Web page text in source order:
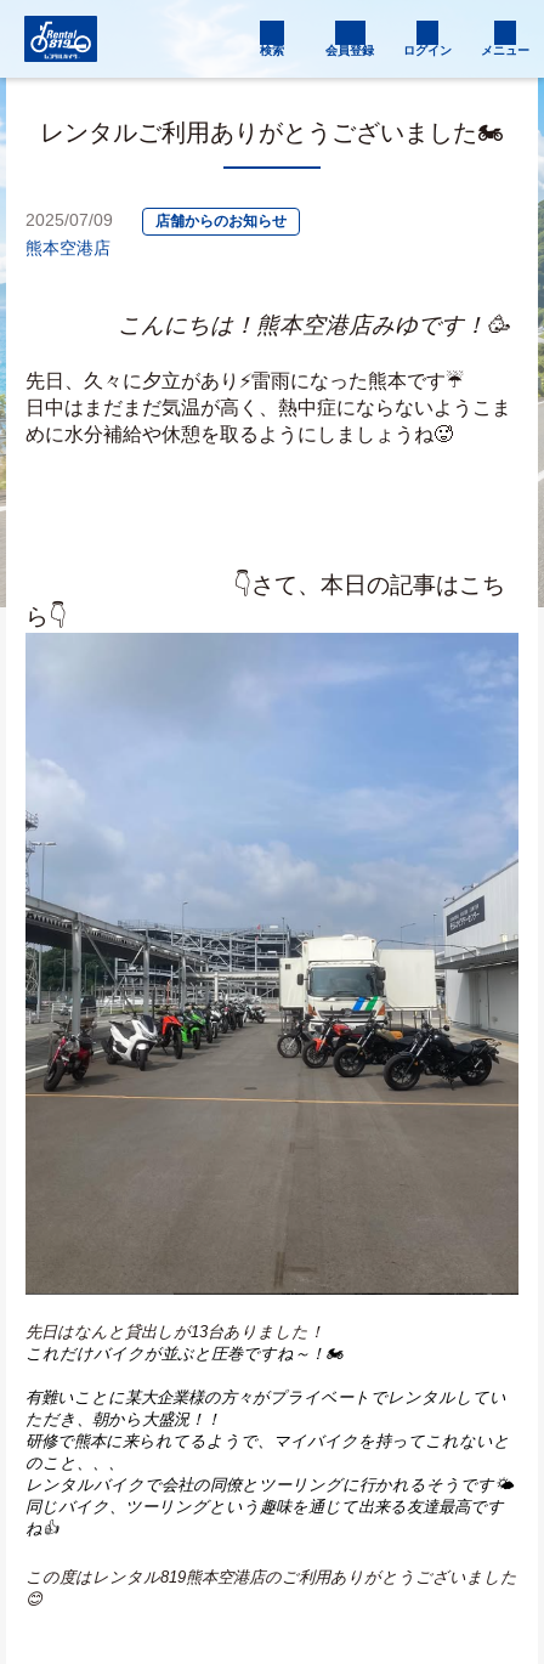
検索 会員登録 ログイン メニュー
レンタルご利用ありがとうございました🏍️
2025/07/09 店舗からのお知らせ
熊本空港店
こんにちは！熊本空港店みゆです！🥳
先日、久々に夕立があり⚡雷雨になった熊本です☔
日中はまだまだ気温が高く、熱中症にならないようこま
めに水分補給や休憩を取るようにしましょうね🥵
👇さて、本日の記事はこち
ら👇
先日はなんと貸出しが13台ありました！
これだけバイクが並ぶと圧巻ですね～！🏍️
有難いことに某大企業様の方々がプライベートでレンタルしてい
ただき、朝から大盛況！！
研修で熊本に来られてるようで、マイバイクを持ってこれないと
のこと、、、
レンタルバイクで会社の同僚とツーリングに行かれるそうです🌤
同じバイク、ツーリングという趣味を通じて出来る友達最高です
ね👍
この度はレンタル819熊本空港店のご利用ありがとうございました
😊